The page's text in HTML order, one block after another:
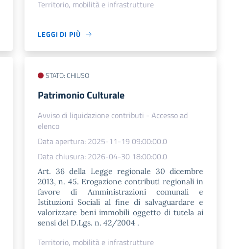
Territorio, mobilità e infrastrutture
LEGGI DI PIÙ
STATO: CHIUSO
Patrimonio Culturale
Avviso di liquidazione contributi - Accesso ad
elenco
Data apertura: 2025-11-19 09:00:00.0
Data chiusura: 2026-04-30 18:00:00.0
Art. 36 della Legge regionale 30 dicembre
2013, n. 45. Erogazione contributi regionali in
favore di Amministrazioni comunali e
Istituzioni Sociali al fine di salvaguardare e
valorizzare beni immobili oggetto di tutela ai
sensi del D.Lgs. n. 42/2004 .
Territorio, mobilità e infrastrutture